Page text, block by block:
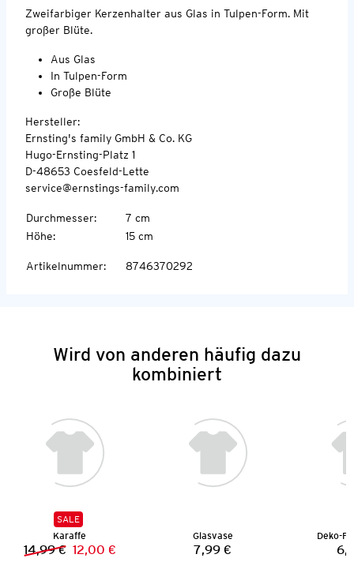
Zweifarbiger Kerzenhalter aus Glas in Tulpen-Form. Mit
großer Blüte.
Aus Glas
In Tulpen-Form
Große Blüte
Hersteller:
Ernsting's family GmbH & Co. KG
Hugo-Ernsting-Platz 1
D-48653 Coesfeld-Lette
service@ernstings-family.com
Durchmesser:
7 cm
Höhe: 15 cm
Artikelnummer: 8746370292
Wird von anderen häufig dazu
kombiniert
SALE
Karaffe
Vorheriger Preis:
14,99 € Neuer Preis:
12,00 €
Glasvase
Preis:
7,99 €
Deko-